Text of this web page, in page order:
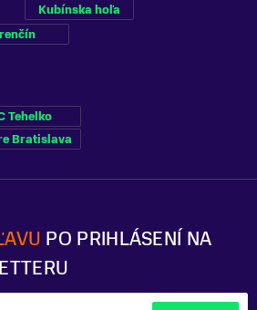
PO PRIHLÁSENÍ NA
Tehelko
Bratislava
Kubínska hoľa